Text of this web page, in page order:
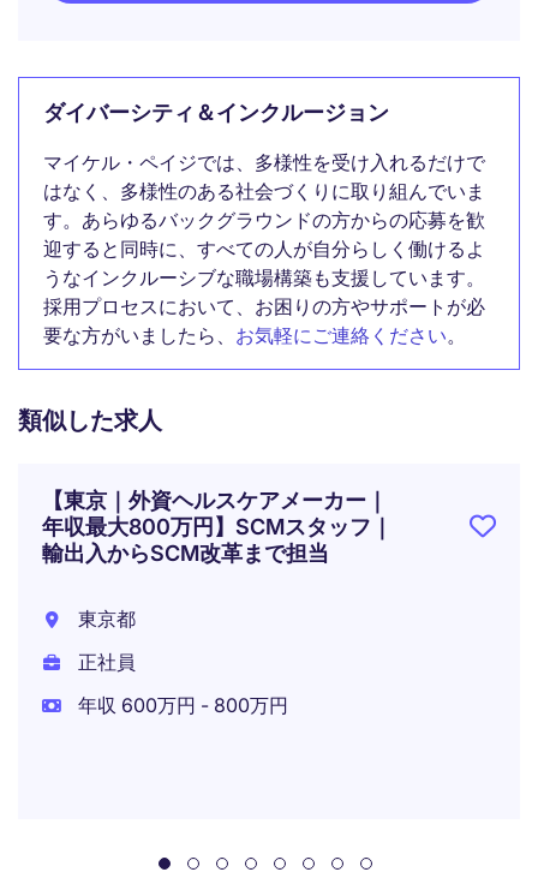
ダイバーシティ＆インクルージョン
マイケル・ペイジでは、多様性を受け入れるだけで
はなく、多様性のある社会づくりに取り組んでいま
す。あらゆるバックグラウンドの方からの応募を歓
迎すると同時に、すべての人が自分らしく働けるよ
うなインクルーシブな職場構築も支援しています。
採用プロセスにおいて、お困りの方やサポートが必
要な方がいましたら、 お気軽にご連絡ください。
類似した求人
【東京｜外資ヘルスケアメーカー｜
年収最大800万円】SCMスタッフ｜
輸出入からSCM改革まで担当
東京都
正社員
年収 600万円 - 800万円